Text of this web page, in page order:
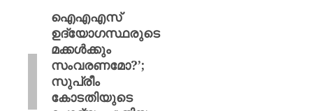
ഐഎഎസ്
ഉദ്യോഗസ്ഥരുടെ
മക്കൾക്കും
സംവരണമോ?’;
സുപ്രീം
കോടതിയുടെ